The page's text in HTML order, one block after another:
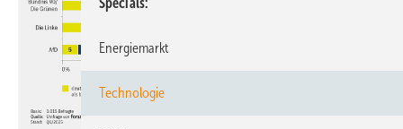
Specials
Energiemarkt
Technologie